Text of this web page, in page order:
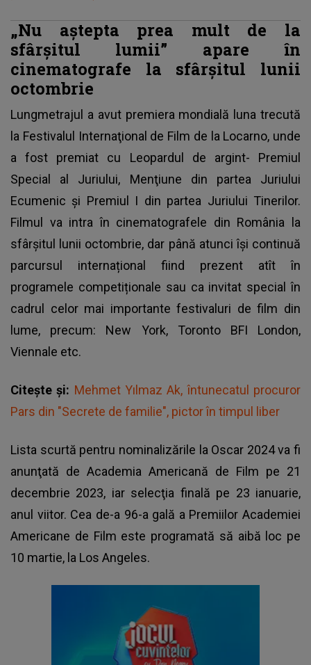
„Nu aştepta prea mult de la
sfârşitul lumii” apare în
cinematografe la sfârșitul lunii
octombrie
Lungmetrajul a avut premiera mondială luna trecută
la Festivalul Internaţional de Film de la Locarno, unde
a fost premiat cu Leopardul de argint- Premiul
Special al Juriului, Menţiune din partea Juriului
Ecumenic şi Premiul I din partea Juriului Tinerilor.
Filmul va intra în cinematografele din România la
sfârşitul lunii octombrie, dar până atunci își continuă
parcursul internațional fiind prezent atît în
programele competiționale sau ca invitat special în
cadrul celor mai importante festivaluri de film din
lume, precum: New York, Toronto BFI London,
Viennale etc.
Citește și: Mehmet Yılmaz Ak, întunecatul procuror
Pars din "Secrete de familie", pictor în timpul liber
Lista scurtă pentru nominalizările la Oscar 2024 va fi
anunţată de Academia Americană de Film pe 21
decembrie 2023, iar selecţia finală pe 23 ianuarie,
anul viitor. Cea de-a 96-a gală a Premiilor Academiei
Americane de Film este programată să aibă loc pe
10 martie, la Los Angeles.